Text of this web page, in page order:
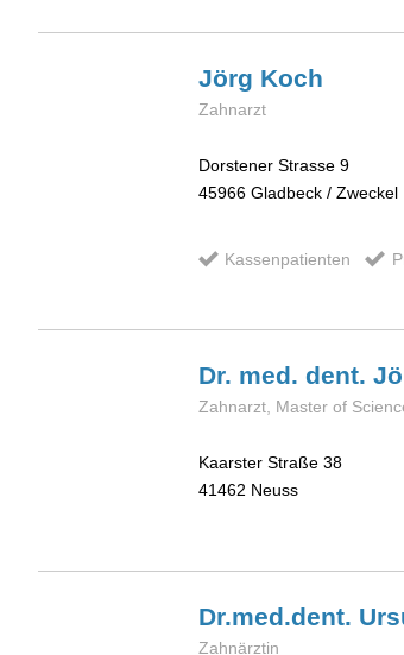
Jörg Koch
Zahnarzt
Dorstener Strasse 9
45966 Gladbeck / Zweckel
Kassenpatienten
Dr. med. dent.
Zahnarzt, Master of
Kaarster Straße 38
41462 Neuss
Dr.med.dent.
Zahnärztin